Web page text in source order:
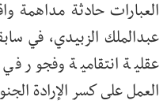
العبارات حادثة مداهمة
عبدالملك الزبيدي، في
عقلية انتقامية وفجور
العمل على كسر الإرادة